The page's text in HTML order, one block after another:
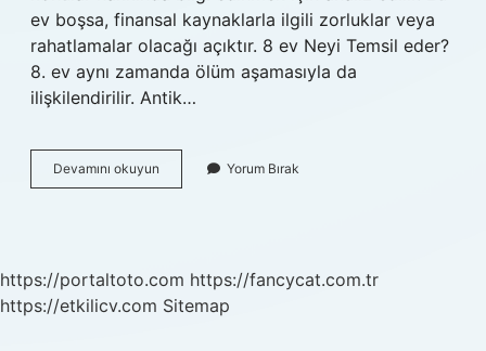
ev boşsa, finansal kaynaklarla ilgili zorluklar veya
rahatlamalar olacağı açıktır. 8 ev Neyi Temsil eder?
8. ev aynı zamanda ölüm aşamasıyla da
ilişkilendirilir. Antik…
Devamını okuyun
Ev
Yorum Bırak
https://portaltoto.com https://fancycat.com.tr
https://etkilicv.com Sitemap